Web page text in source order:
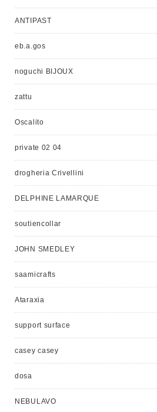
ANTIPAST
eb.a.gos
noguchi BIJOUX
zattu
Oscalito
private 02 04
drogheria Crivellini
DELPHINE LAMARQUE
soutiencollar
JOHN SMEDLEY
saamicrafts
Ataraxia
support surface
casey casey
dosa
NEBULAVO